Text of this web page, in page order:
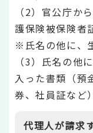
（2）官公庁か
護保険被保険者
※氏名の他に、
（3）氏名の他
入った書類（預
券、社員証など）
代理人が請求